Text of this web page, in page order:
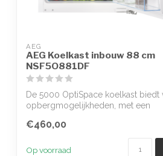
AEG
AEG Koelkast inbouw 88 cm
NSF5O881DF
De 5000 OptiSpace koelkast biedt
opbergmogelijkheden, met een
€460,00
Op voorraad